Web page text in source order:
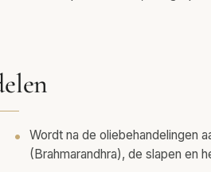
Wordt na de oliebehandelingen
(Brahmarandhra), de slapen en